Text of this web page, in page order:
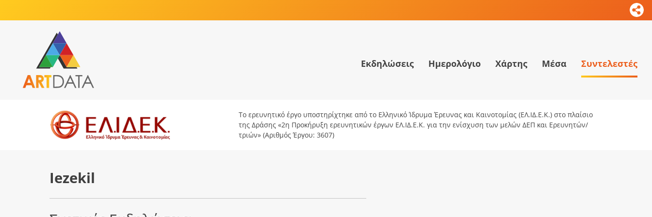
Εκδηλώσεις Ημερολόγιο Χάρτης Μέσα Συντελεστές
Το ερευνητικό έργο υποστηρίχτηκε από το Ελληνικό Ίδρυμα Έρευνας και Καινοτομίας (ΕΛ.ΙΔ.Ε.Κ.) στο πλαίσιο
της Δράσης «2η Προκήρυξη ερευνητικών έργων ΕΛ.ΙΔ.Ε.Κ. για την ενίσχυση των μελών ΔΕΠ και Ερευνητών/
τριών» (Αριθμός Έργου: 3607)
Iezekil